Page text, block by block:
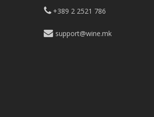
+389 2 2521 786
support@wine.mk